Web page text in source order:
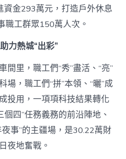
資金293萬元，打造戶外休息
職工群眾150萬人次。
力熱城“出彩”
間里，職工們“秀”盡活、“亮”
場，職工們“拼”本領、“曬”成
投用，一項項科技結果轉化
四”任務義務的前沿陣地、
事”的主疆場，是30.22萬財
夜地奮戰。